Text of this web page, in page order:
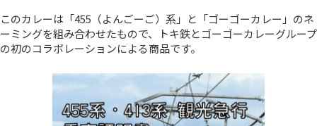
このカレーは「455（よんごーご）系」と「ゴーゴーカレー」のネ
ーミングを組み合わせたもので、トキ鉄とゴーゴーカレーグループ
の初のコラボレーションによる商品です。